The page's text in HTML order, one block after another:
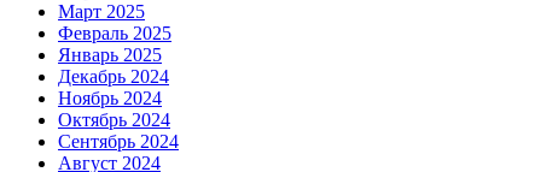
Март 2025
Февраль 2025
Январь 2025
Декабрь 2024
Ноябрь 2024
Октябрь 2024
Сентябрь 2024
Август 2024